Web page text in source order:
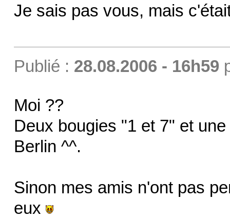
Je sais pas vous, mais
Publié : 28.08.2006 - 16h59
Moi ??
Deux bougies "1 et 7" et
Berlin ^^.
Sinon mes amis n'ont pas
eux